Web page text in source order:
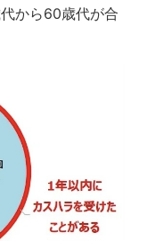
から60歳代が合